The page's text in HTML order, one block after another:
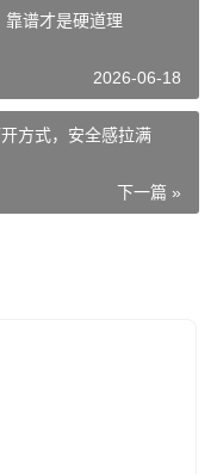
谱才是硬道理
2026-06-18
方式，安全感拉满
下一篇 »